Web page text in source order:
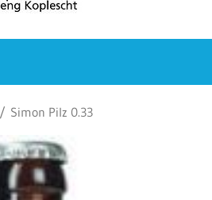
/ Simon Pilz 0.33